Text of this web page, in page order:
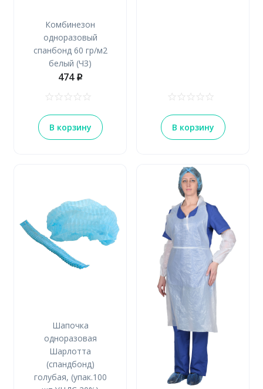
Комбинезон
одноразовый
спанбонд 60 гр/м2
белый (ЧЗ)
474 p
В корзину В корзину
Шапочка
одноразовая
Шарлотта
(спандбонд)
голубая, (упак.100